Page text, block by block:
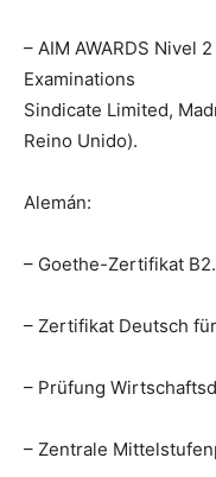
– AIM AWARDS Nivel
Examinations
Sindicate Limited,
Reino Unido).
Alemán:
– Goethe-Zertifikat B2.
– Zertifikat Deutsch
– Prüfung
– Zentrale